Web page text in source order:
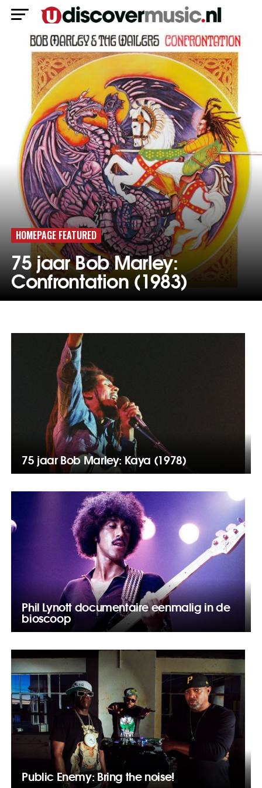
HOMEPAGE FEATURED
75 jaar Bob Marley:
Confrontation (1983)
75 jaar Bob Marley: Kaya (1978)
Phil Lynott documentaire eenmalig in de
bioscoop
Public Enemy: Bring the noise!